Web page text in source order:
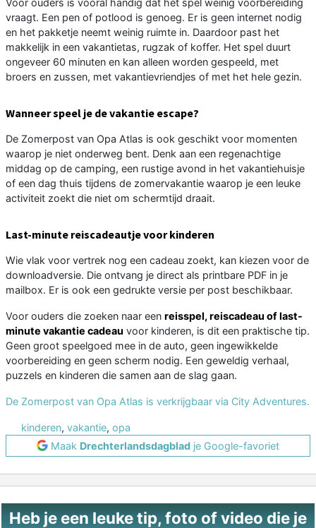
vraagt. Een pen of potlood is genoeg. Er is geen internet nodig
en het pakketje neemt weinig ruimte in. Daardoor past het
makkelijk in een vakantietas, rugzak of koffer. Het spel duurt
ongeveer 60 minuten en kan alleen worden gespeeld, met
broers en zussen, met vakantievriendjes of met het hele gezin.
Wanneer speel je de vakantie escape?
De Zomerpost van Opa Atlas is ook geschikt voor momenten
waarop je niet onderweg bent. Denk aan een regenachtige
middag op de camping, een rustige avond in het vakantiehuisje
of een dag thuis tijdens de zomervakantie waarop je een leuke
activiteit zoekt die niet om schermtijd draait.
Last-minute reiscadeautje voor kinderen
Wie vlak voor vertrek nog een cadeau zoekt, kan kiezen voor de
downloadversie. Die ontvang je direct als printbare PDF in je
mailbox. Er is ook een gedrukte versie per post beschikbaar.
Voor ouders die zoeken naar een reisspel, reiscadeau of last-
minute vakantie cadeau voor kinderen, is dit een praktische tip.
Geen groot speelgoed mee in de auto, geen ingewikkelde
voorbereiding en geen scherm nodig. Een geweldig verhaal,
puzzels en kinderen die samen aan de slag gaan.
De Zomerpost van Opa Atlas is verkrijgbaar via City Adventures.
kinderen, vakantie, opa
Maak Drechterlandsdagblad je Google-favoriet
Heb je een leuke tip, foto of video die je